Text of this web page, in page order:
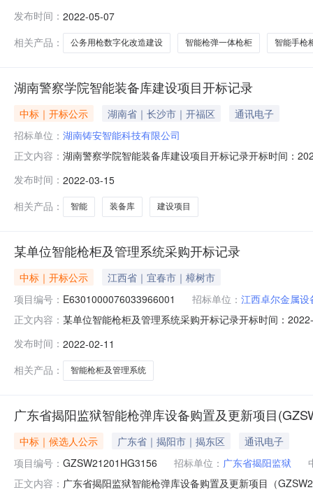
系电话0758-2277558-814采购单位肇庆市公安局高要分
发布时间： 2022-05-07
相关产品：
公务用枪数字化改造建设 智能枪弹一体枪柜 智能手枪
湖南警察学院智能装备库建设项目开标记录
中标｜开标公示 湖南省｜长沙市｜开福区
通讯电子
招标单位： 湖南铸安智能科技有限公司
正文内容： 湖南警察学院智能装备库建设项目开标记录开标时间：
人名称:浙江北泰智能科技股份有限公司;项目负责人:;报
发布时间： 2022-03-15
相关产品：
智能 装备库 建设项目
某单位智能枪柜及管理系统采购开标记录
中标｜开标公示
江西省｜宜春市｜樟树市
项目编号： E6301000076033966001 招标单位： 江西卓尔金属
正文内容： 某单位智能枪柜及管理系统采购开标记录开标时间：
投标文件递交时间:未上传,投标人名称:江西卓尔金属设
发布时间： 2022-02-11
相关产品：
智能枪柜及管理系统
广东省揭阳监狱智能枪弹库设备购置及更新项目
中标｜候选人公示 广东省｜揭阳市｜揭东区
通讯电子
项目编号： GZSW21201HG3156 招标单位： 广东省揭阳监狱
正文内容： 广东省揭阳监狱智能枪弹库设备购置及更新项目（